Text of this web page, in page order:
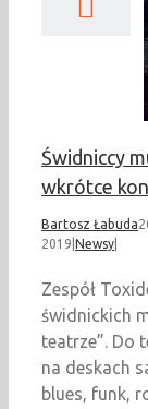
Świdniccy
wkrótce
Bartosz Łabuda
2019 Newsy
Zespół
świdnickich
teatrze”. Do
na deskach
blues, funk,